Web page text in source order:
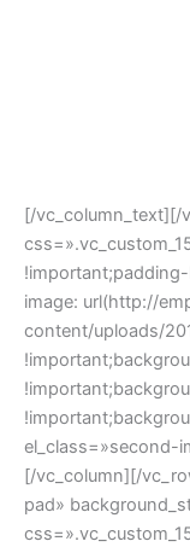
[/
image: url(http://
content/uploads/
el_class=»second-
[/vc_column][/
pad»